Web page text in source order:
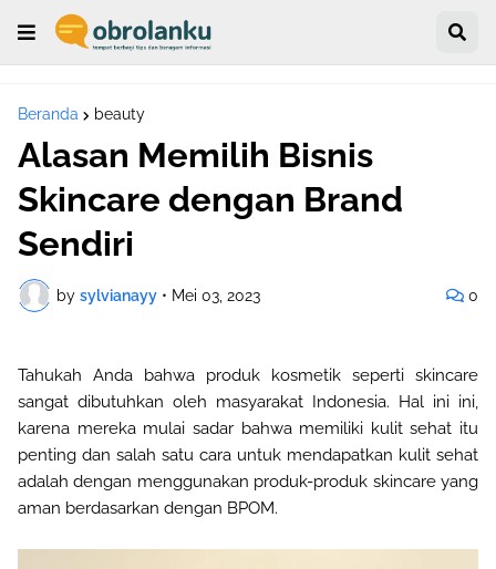
Beranda beauty
Alasan Memilih Bisnis
Skincare dengan Brand
Sendiri
by sylvianayy • Mei 03, 2023 0
Tahukah Anda bahwa produk kosmetik seperti skincare
sangat dibutuhkan oleh masyarakat Indonesia. Hal ini ini,
karena mereka mulai sadar bahwa memiliki kulit sehat itu
penting dan salah satu cara untuk mendapatkan kulit sehat
adalah dengan menggunakan produk-produk skincare yang
aman berdasarkan dengan BPOM.